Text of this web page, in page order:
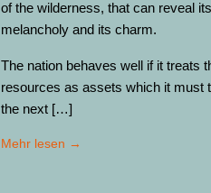
of the wilderness, that can reveal
melancholy and its charm.
The nation behaves well if it treats
resources as assets which it must
the next […]
Mehr lesen →